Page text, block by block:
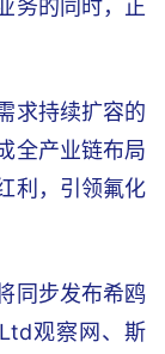
务的同时，正
求持续扩容的
全产业链布局
利，引领氟化
同步发布希鸥
观察网、斯